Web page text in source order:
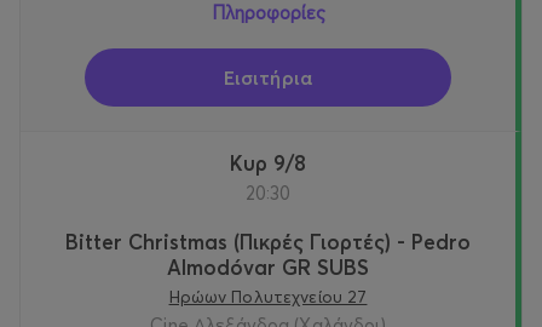
Πληροφορίες
Εισιτήρια
Κυρ 9/8
20:30
Bitter Christmas (Πικρές Γιορτές) - Pedro
Almodóvar GR SUBS
Ηρώων Πολυτεχνείου 27